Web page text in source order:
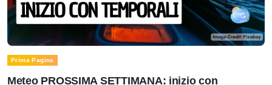
Prima Pagina
Meteo PROSSIMA SETTIMANA: inizio con